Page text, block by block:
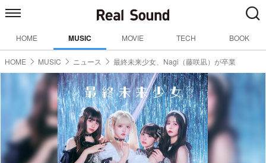
HOME MUSIC MOVIE TECH BOOK
HOME MUSIC ニュース 最終未来少女、Nagi（藤咲凪）が卒業